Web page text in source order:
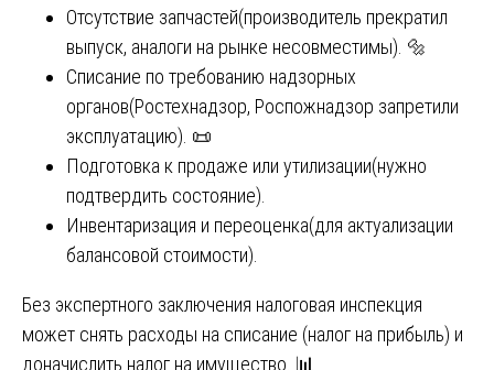
Отсутствие запчастей(производитель прекратил
выпуск, аналоги на рынке несовместимы). 🔩
Списание по требованию надзорных
органов(Ростехнадзор, Роспожнадзор запретили
эксплуатацию). 📜
Подготовка к продаже или утилизации(нужно
подтвердить состояние).
Инвентаризация и переоценка(для актуализации
балансовой стоимости).
Без экспертного заключения налоговая инспекция
может снять расходы на списание (налог на прибыль) и
доначислить налог на имущество. 📊